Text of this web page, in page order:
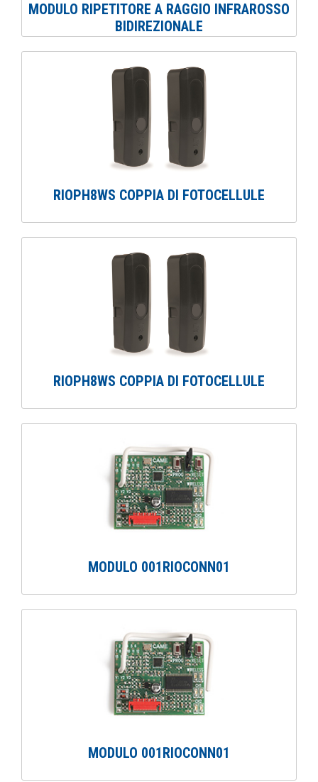
MODULO RIPETITORE A RAGGIO INFRAROSSO
BIDIREZIONALE
RIOPH8WS COPPIA DI FOTOCELLULE
RIOPH8WS COPPIA DI FOTOCELLULE
MODULO 001RIOCONN01
MODULO 001RIOCONN01